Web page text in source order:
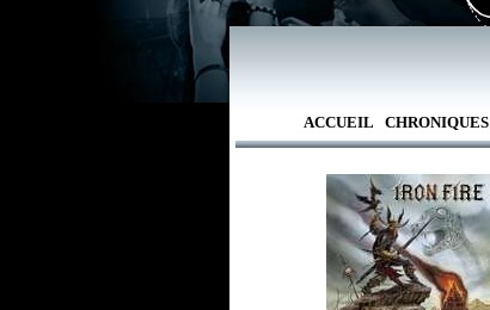
ACCUEIL CHRONIQUES